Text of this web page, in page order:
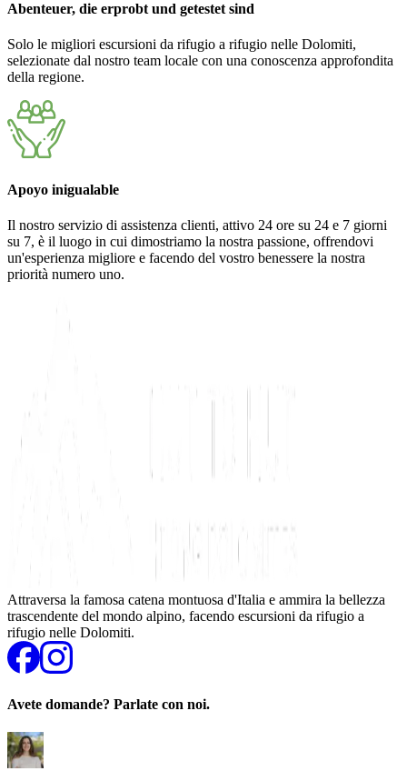
Abenteuer, die erprobt und getestet sind
Solo le migliori escursioni da rifugio a rifugio nelle Dolomiti,
selezionate dal nostro team locale con una conoscenza approfondita
della regione.
Apoyo inigualable
Il nostro servizio di assistenza clienti, attivo 24 ore su 24 e 7 giorni
su 7, è il luogo in cui dimostriamo la nostra passione, offrendovi
un'esperienza migliore e facendo del vostro benessere la nostra
priorità numero uno.
Attraversa la famosa catena montuosa d'Italia e ammira la bellezza
trascendente del mondo alpino, facendo escursioni da rifugio a
rifugio nelle Dolomiti.
Avete domande? Parlate con noi.